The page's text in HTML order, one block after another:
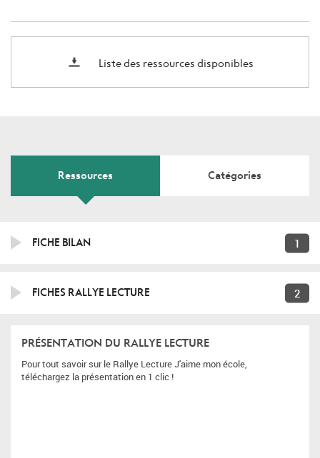
Liste des ressources disponibles
Ressources Catégories
FICHE BILAN 1
FICHES RALLYE LECTURE 2
PRÉSENTATION DU RALLYE LECTURE
Pour tout savoir sur le Rallye Lecture J'aime mon école,
téléchargez la présentation en 1 clic !